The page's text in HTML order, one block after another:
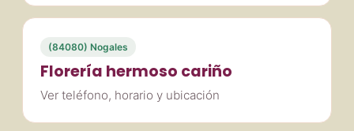
(84080) Nogales
Florería hermoso cariño
Ver teléfono, horario y ubicación